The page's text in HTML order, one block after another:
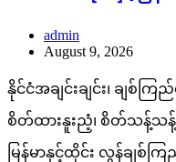
admin
August 9, 2026
နိုင်ငံအချင်းချင်း၊ ချစ်က
စိတ်ထားနူးညံ့၊ စိတ်သန့်
မြန်မာနှင့်ထိုင်း လွန်ချစ်ကြ